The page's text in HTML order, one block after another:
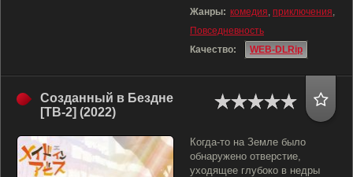
Жанры: комедия, приключения,
Повседневность
Качество:
WEB-DLRip
Созданный в Бездне
[ТВ-2] (2022)
Когда-то на Земле было
обнаружено отверстие,
уходящее глубоко в недры